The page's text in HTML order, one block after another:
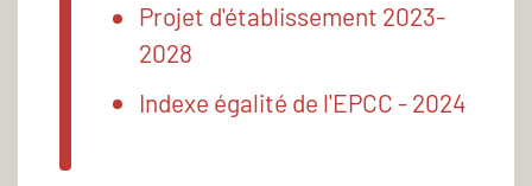
Projet d'établissement 2023-
2028
Indexe égalité de l'EPCC - 2024